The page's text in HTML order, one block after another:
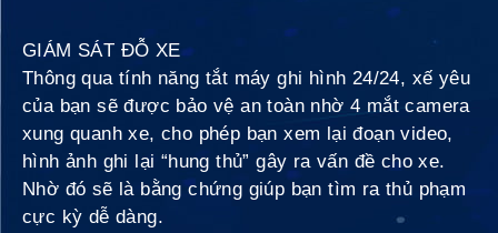
GIÁM SÁT ĐỖ XE
Thông qua tính năng tắt máy ghi hình 24/24, xế yêu
của bạn sẽ được bảo vệ an toàn nhờ 4 mắt camera
xung quanh xe, cho phép bạn xem lại đoạn video,
hình ảnh ghi lại “hung thủ” gây ra vấn đề cho xe.
Nhờ đó sẽ là bằng chứng giúp bạn tìm ra thủ phạm
cực kỳ dễ dàng.